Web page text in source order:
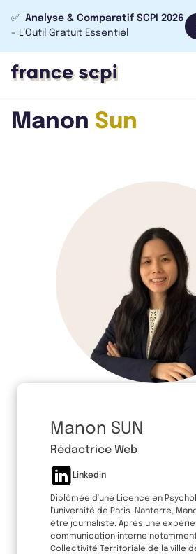
✅ Analyse & Comparatif SCPI 2026
- L’Outil Gratuit Essentiel
Manon Sun
Manon SUN
Rédactrice Web
Linkedin
Diplômée d'une Licence en
l'université de Paris-Nanterre,
être journaliste. Après une
communication interne
Collectivité Territoriale de la ville